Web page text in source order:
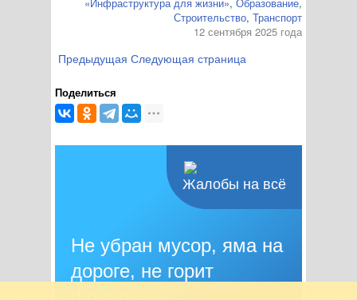
Строительство, Транспорт
12 сентября 2025 года
Предыдущая Следующая страница
Поделиться
Жалобы на всё
Не убран мусор, яма на
дороге, не горит